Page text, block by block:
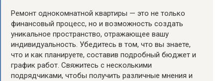
Ремонт однокомнатной квартиры — это не только
финансовый процесс, но и возможность создать
уникальное пространство, отражающее вашу
индивидуальность. Убедитесь в том, что вы знаете,
что и как планируете, составив подробный бюджет и
график работ. Свяжитесь с несколькими
подрядчиками, чтобы получить различные мнения и